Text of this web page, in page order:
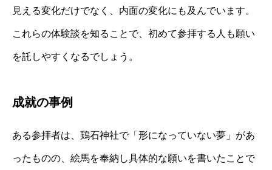
見える変化だけでなく、内面の変化にも及んでいます。
これらの体験談を知ることで、初めて参拝する人も願い
を託しやすくなるでしょう。
成就の事例
ある参拝者は、鶏石神社で「形になっていない夢」があ
ったものの、絵馬を奉納し具体的な願いを書いたことで